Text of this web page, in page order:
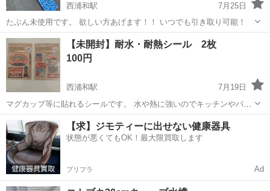
西浦和駅
7月25日
たぶん未使用です。 欲しい方あげます！！ いつでも引き取り可能！
埼玉 志木市 西浦和駅 その他
【未開封】耐水・耐熱シール 2枚
100円
西浦和駅
7月19日
マグカップ等に貼れるシールです。 水や熱に強いのでキッチンやバス
ルームでも使えます。 貼った後もきれいに剥がせるエンボスシールで
す。 耐熱温度100℃
埼玉 さいたま市 その他 マグカップ
【求】ジモティーに出せない健康器具
状態が悪くてもOK！最大限買取します
プリフラ Ad